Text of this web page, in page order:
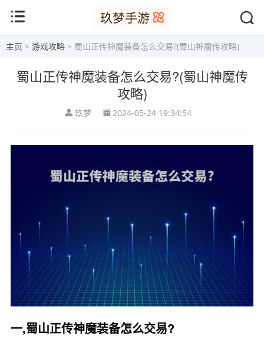
主页 > 游戏攻略 > 蜀山正传神魔装备怎么交易?(蜀山神魔传攻略)
蜀山正传神魔装备怎么交易?(蜀山神魔传
攻略)
玖梦 2024-05-24 19:34:54
一,蜀山正传神魔装备怎么交易?